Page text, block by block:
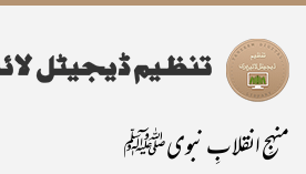
منہجِ انقلابِ نبویﷺ